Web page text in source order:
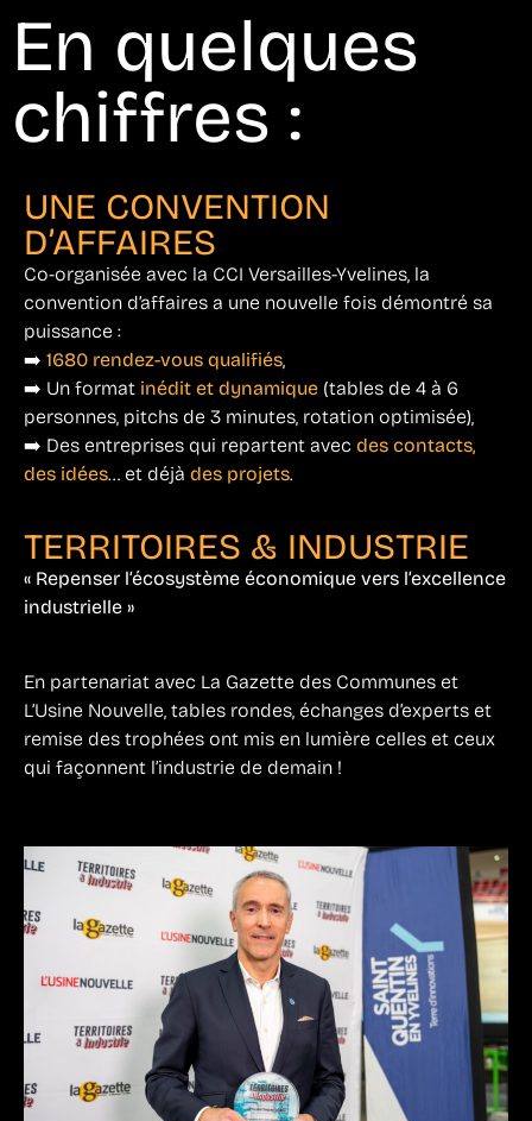
En quelques
chiffres :
UNE CONVENTION
D’AFFAIRES
Co-organisée avec la CCI Versailles-Yvelines, la
convention d’affaires a une nouvelle fois démontré sa
puissance :
➡️ 1680 rendez-vous qualifiés,
➡️ Un format inédit et dynamique (tables de 4 à 6
personnes, pitchs de 3 minutes, rotation optimisée),
➡️ Des entreprises qui repartent avec des contacts,
des idées… et déjà des projets.
TERRITOIRES & INDUSTRIE
« Repenser l’écosystème économique vers l’excellence
industrielle »
En partenariat avec La Gazette des Communes et
L’Usine Nouvelle, tables rondes, échanges d’experts et
remise des trophées ont mis en lumière celles et ceux
qui façonnent l’industrie de demain !